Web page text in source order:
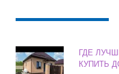
ГДЕ
КУПИТЬ